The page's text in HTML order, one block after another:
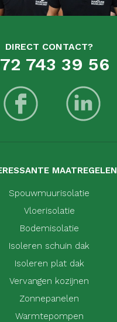
DIRECT CONTACT?
743 39 56
MAATREGELEN
Spouwmuurisolatie
Vloerisolatie
Bodemisolatie
Isoleren schuin dak
Isoleren plat dak
Vervangen kozijnen
Zonnepanelen
Warmtepompen